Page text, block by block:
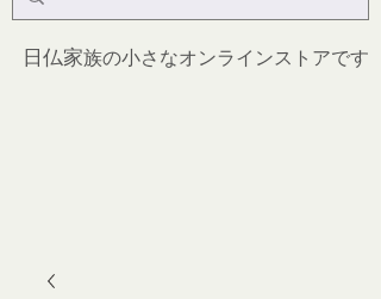
日仏家族の小さなオンラインストアです